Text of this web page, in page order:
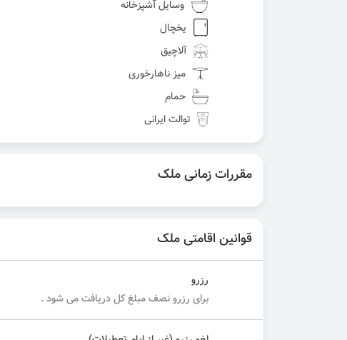
وسایل آشپزخانه
یخچال
آلاچیق
میز ناهارخوری
حمام
توالت ایرانی
مقررات زمانی ملک
قوانین اقامتی ملک
رزرو
برای رزرو نصف مبلغ کل دریافت می شود .